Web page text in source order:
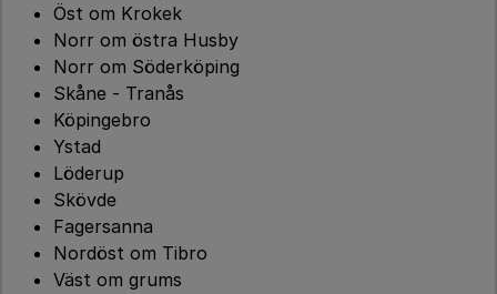
Öst om Krokek
Norr om östra Husby
Norr om Söderköping
Skåne - Tranås
Köpingebro
Ystad
Löderup
Skövde
Fagersanna
Nordöst om Tibro
Väst om grums